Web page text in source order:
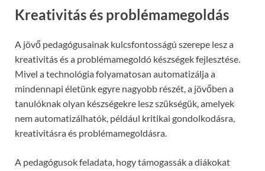
Kreativitás és problémamegoldás
A jövő pedagógusainak kulcsfontosságú szerepe lesz a
kreativitás és a problémamegoldó készségek fejlesztése.
Mivel a technológia folyamatosan automatizálja a
mindennapi életünk egyre nagyobb részét, a jövőben a
tanulóknak olyan készségekre lesz szükségük, amelyek
nem automatizálhatók, például kritikai gondolkodásra,
kreativitásra és problémamegoldásra.
A pedagógusok feladata, hogy támogassák a diákokat